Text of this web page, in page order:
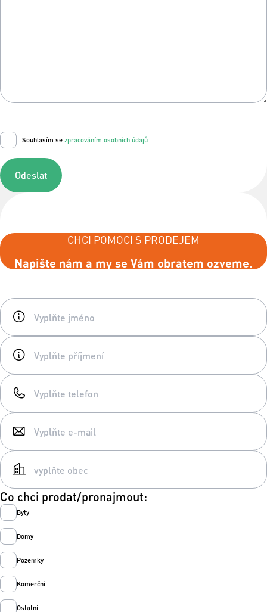
Souhlasím se zpracováním osobních údajů
Odeslat
CHCI POMOCI S PRODEJEM
Napište nám a my se Vám obratem ozveme.
Co chci prodat/pronajmout:
Byty
Domy
Pozemky
Komerční
Ostatní